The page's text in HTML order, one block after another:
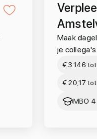
Maak
je collega's
€ 3.146
€ 20,17
MBO